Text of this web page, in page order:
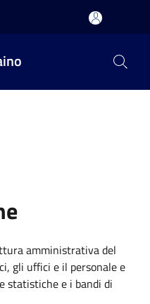
amministrativa del
gli uffici e il personale e
statistiche e i bandi di